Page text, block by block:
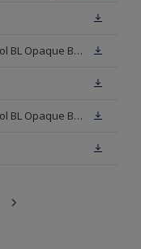
Fiche de données de sécurité Cetol BL Opaque Blanc
Fiche de données de sécurité Cetol BL Opaque Base W05